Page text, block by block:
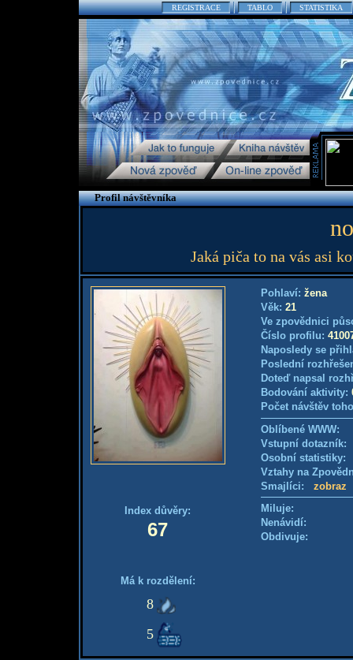
REGISTRACE TABLO STATISTIKA
Profil návštěvníka
Jaká piča to na vás asi
Index důvěry:
67
Má k rozdělení:
8
5
Pohlaví: žena
Věk: 21
Ve zpovědnici
Číslo profilu:
Naposledy se
Poslední
Doteď napsal
Bodování aktivity:
Počet návštěv
Oblíbené WWW:
Vstupní
Osobní
Vztahy na
Smajlíci: zobraz
Miluje:
Nenávidí:
Obdivuje: